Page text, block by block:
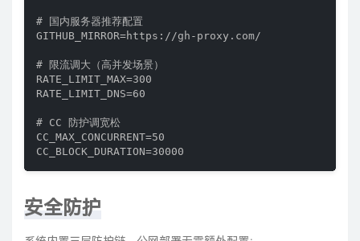
# 国内服务器推荐配置
GITHUB_MIRROR=https://gh-proxy.com/
# 限流调大（高并发场景）
RATE_LIMIT_MAX=300
RATE_LIMIT_DNS=60
# CC 防护调宽松
CC_MAX_CONCURRENT=50
CC_BLOCK_DURATION=30000
安全防护